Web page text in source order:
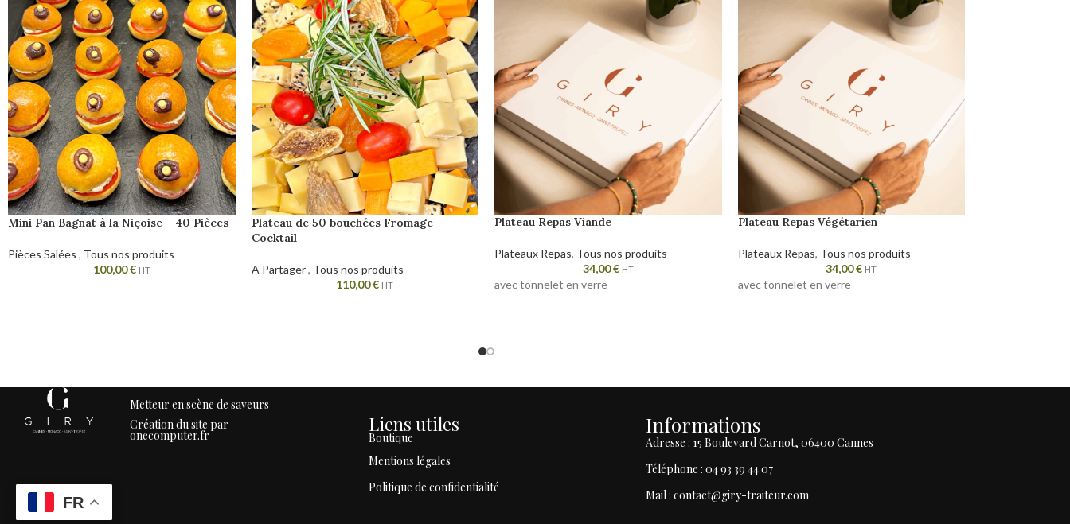
Mini Pan Bagnat à la Niçoise – 40 Pièces
Pièces Salées , Tous nos produits
100,00€ HT
Plateau de 50 bouchées Fromage
Cocktail
A Partager, Tous nos produits
110,00€ HT
Plateau Repas Viande
Plateaux Repas, Tous nos produits
34,00€ HT
avec tonnelet en verre
Plateau Repas Végétarien
Plateaux Repas, Tous nos produits
34,00€ HT
avec tonnelet en verre
Metteur en scène de saveurs
Création du site par
onecomputer.fr Liens utiles
Boutique
Mentions légales
Politique de confidentialité
Informations
Adresse : 15 Boulevard Carnot, 06400 Cannes
Téléphone : 04 93 39 44 07
Mail : contact@giry-traiteur.com
FR